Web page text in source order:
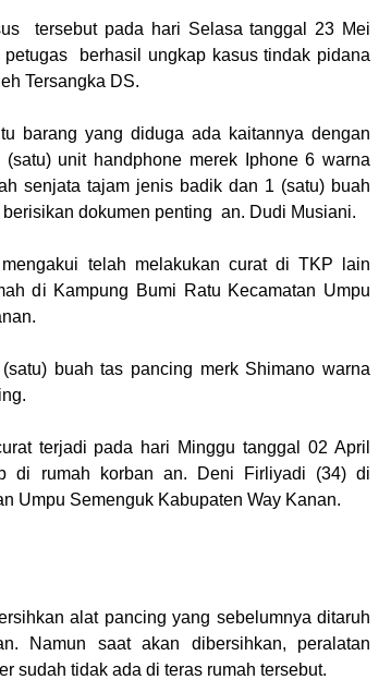
tersebut pada hari Selasa tanggal 23 Mei
berhasil ungkap kasus tindak pidana
Tersangka DS.
barang yang diduga ada kaitannya dengan
unit handphone merek Iphone 6 warna
senjata tajam jenis badik dan 1 (satu) buah
dokumen penting an. Dudi Musiani.
telah melakukan curat di TKP lain
di Kampung Bumi Ratu Kecamatan Umpu
buah tas pancing merk Shimano warna
terjadi pada hari Minggu tanggal 02 April
di rumah korban an. Deni Firliyadi (34) di
Umpu Semenguk Kabupaten Way Kanan.
alat pancing yang sebelumnya ditaruh
Namun saat akan dibersihkan, peralatan
sudah tidak ada di teras rumah tersebut.